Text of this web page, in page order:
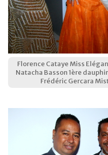
Florence Cataye Miss
Natacha Basson 1ère
Frédéric Gercara